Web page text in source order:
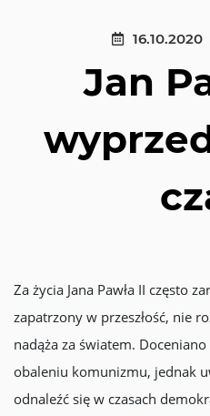
16.10.2020
Jan
Za życia Jana Pawła II często
zapatrzony w przeszłość, nie
nadąża za światem.
obaleniu komunizmu, jednak
odnaleźć się w czasach